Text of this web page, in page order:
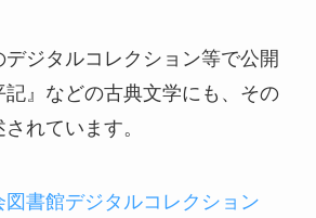
ジタルコレクション等で公開
記』などの古典文学にも、その
れています。
図書館デジタルコレクション